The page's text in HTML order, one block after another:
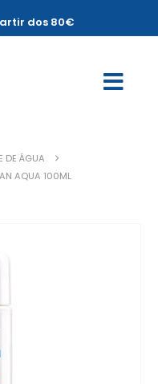
dos 80€
DE ÁGUA
AQUA 100ML